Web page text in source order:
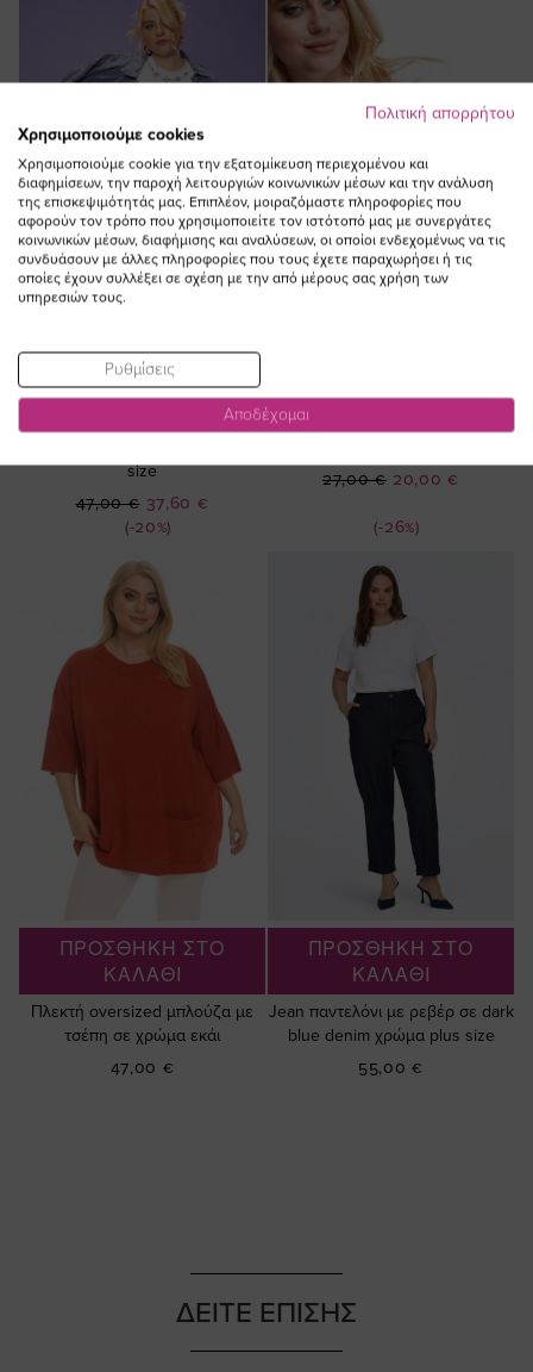
ΠΡΟΣΘΗΚΗ ΣΤΟ
ΚΑΛΑΘΙ
Μπλούζα με δαντέλα και στρας
size
(-20%)
Ειδική
Τιμή
37,60 €
47,00 €
T-shirt με τύπωμα orange σε
(-26%)
Ειδική
20,00 €
27,00 €
ΠΡΟΣΘΗΚΗ ΣΤΟ
ΚΑΛΑΘΙ
Πλεκτή oversized μπλούζα με
τσέπη σε χρώμα εκάι
47,00 €
ΠΡΟΣΘΗΚΗ ΣΤΟ
ΚΑΛΑΘΙ
Jean παντελόνι με ρεβέρ σε dark
blue denim χρώμα plus size
55,00 €
ΔΕΙΤΕ ΕΠΙΣΗΣ
Πολιτική απορρήτου
Χρησιμοποιούμε cookies
Χρησιμοποιούμε cookie για την εξατομίκευση περιεχομένου και
διαφημίσεων, την παροχή λειτουργιών κοινωνικών μέσων και την ανάλυση
της επισκεψιμότητάς μας. Επιπλέον, μοιραζόμαστε πληροφορίες που
αφορούν τον τρόπο που χρησιμοποιείτε τον ιστότοπό μας με συνεργάτες
κοινωνικών μέσων, διαφήμισης και αναλύσεων, οι οποίοι ενδεχομένως να τις
συνδυάσουν με άλλες πληροφορίες που τους έχετε παραχωρήσει ή τις
οποίες έχουν συλλέξει σε σχέση με την από μέρους σας χρήση των
υπηρεσιών τους.
Ρυθμίσεις
Αποδέχομαι